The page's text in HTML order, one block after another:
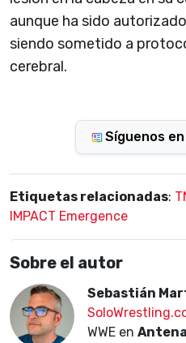
aunque ha sido
siendo sometido a
cerebral.
Síguenos
Etiquetas relacionadas:
IMPACT Emergence
Sobre el autor
Sebastián
WWE en